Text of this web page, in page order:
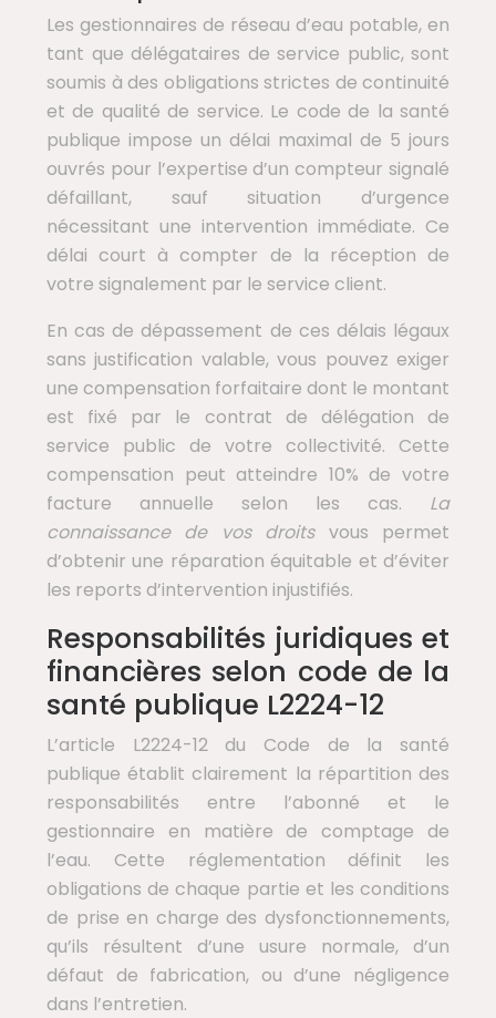
Les gestionnaires de réseau d’eau potable, en
tant que délégataires de service public, sont
soumis à des obligations strictes de continuité
et de qualité de service. Le code de la santé
publique impose un délai maximal de 5 jours
ouvrés pour l’expertise d’un compteur signalé
défaillant, sauf situation d’urgence
nécessitant une intervention immédiate. Ce
délai court à compter de la réception de
votre signalement par le service client.
En cas de dépassement de ces délais légaux
sans justification valable, vous pouvez exiger
une compensation forfaitaire dont le montant
est fixé par le contrat de délégation de
service public de votre collectivité. Cette
compensation peut atteindre 10% de votre
facture annuelle selon les cas. La
connaissance de vos droits vous permet
d’obtenir une réparation équitable et d’éviter
les reports d’intervention injustifiés.
Responsabilités juridiques et
financières selon code de la
santé publique L2224-12
L’article L2224-12 du Code de la santé
publique établit clairement la répartition des
responsabilités entre l’abonné et le
gestionnaire en matière de comptage de
l’eau. Cette réglementation définit les
obligations de chaque partie et les conditions
de prise en charge des dysfonctionnements,
qu’ils résultent d’une usure normale, d’un
défaut de fabrication, ou d’une négligence
dans l’entretien.